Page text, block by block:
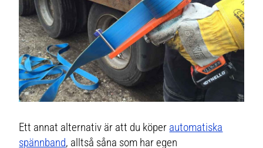
Ett annat alternativ är att du köper automatiska
spännband, alltså såna som har egen